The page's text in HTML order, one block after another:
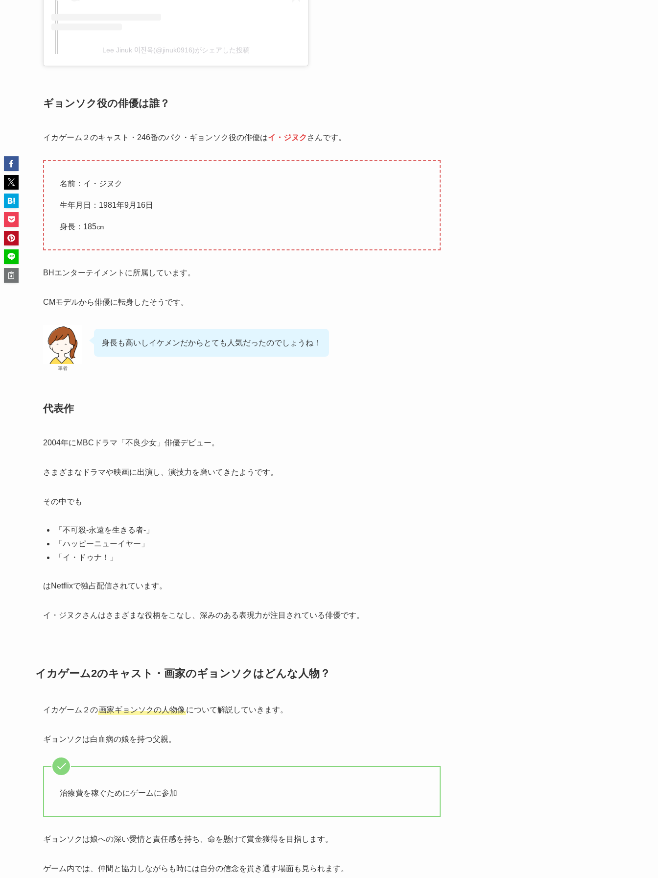
Lee Jinuk 이진욱(@jinuk0916)がシェアした投稿
ギョンソク役の俳優は誰？
イカゲーム２のキャスト・246番のパク・ギョンソク役の俳優はイ・ジヌク さんです。
名前：イ・ジヌク
生年月日：1981年9月16日
身長：185㎝
BHエンターテイメントに所属しています。
CMモデルから俳優に転身したそうです。
筆者
身長も高いしイケメンだからとても人気だったのでしょうね！
代表作
2004年にMBCドラマ「不良少女」俳優デビュー。
さまざまなドラマや映画に出演し、演技力を磨いてきたようです。
その中でも
「不可殺-永遠を生きる者-」
「ハッピーニューイヤー」
「イ・ドゥナ！」
はNetflixで独占配信されています。
イ・ジヌクさんはさまざまな役柄をこなし、深みのある表現力が注目されている俳優です。
イカゲーム2のキャスト・画家のギョンソクはどんな人物？
イカゲーム２の画家ギョンソクの人物像について解説していきます。
ギョンソクは白血病の娘を持つ父親。
治療費を稼ぐためにゲームに参加
ギョンソクは娘への深い愛情と責任感を持ち、命を懸けて賞金獲得を目指します。
ゲーム内では、仲間と協力しながらも時には自分の信念を貫き通す場面も見られます。